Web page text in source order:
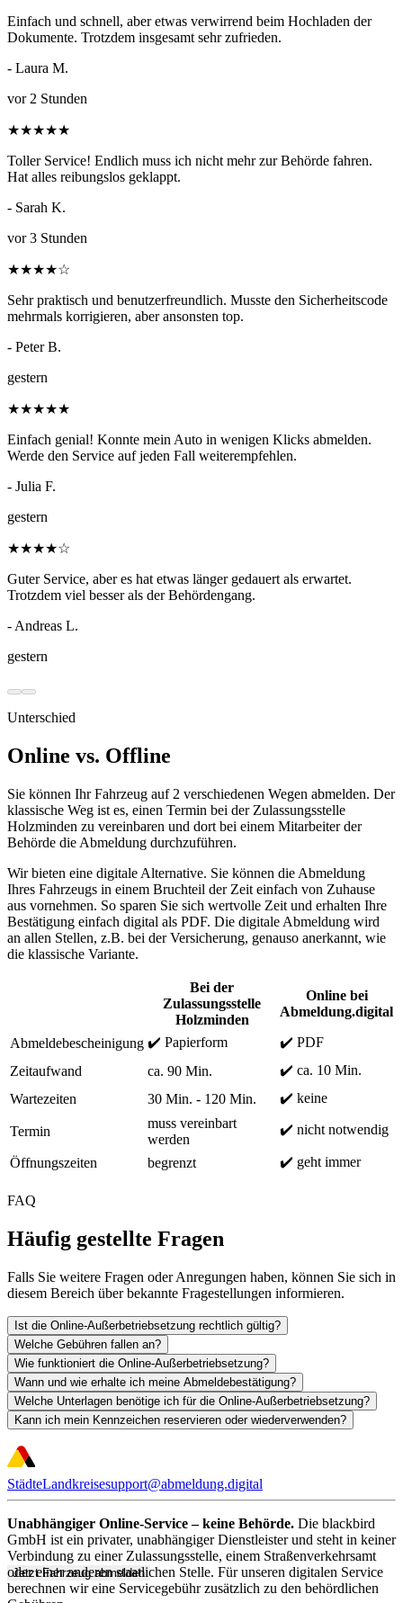
Einfach und schnell, aber etwas verwirrend beim Hochladen der
Dokumente. Trotzdem insgesamt sehr zufrieden.
- Laura M.
vor 2 Stunden
★★★★★
Toller Service! Endlich muss ich nicht mehr zur Behörde fahren.
Hat alles reibungslos geklappt.
- Sarah K.
vor 3 Stunden
★★★★☆
Sehr praktisch und benutzerfreundlich. Musste den Sicherheitscode
mehrmals korrigieren, aber ansonsten top.
- Peter B.
gestern
★★★★★
Einfach genial! Konnte mein Auto in wenigen Klicks abmelden.
Werde den Service auf jeden Fall weiterempfehlen.
- Julia F.
gestern
★★★★☆
Guter Service, aber es hat etwas länger gedauert als erwartet.
Trotzdem viel besser als der Behördengang.
- Andreas L.
gestern
Unterschied
Online vs. Offline
Sie können Ihr Fahrzeug auf 2 verschiedenen Wegen abmelden. Der
klassische Weg ist es, einen Termin bei der Zulassungsstelle
Holzminden zu vereinbaren und dort bei einem Mitarbeiter der
Behörde die Abmeldung durchzuführen.
Wir bieten eine digitale Alternative. Sie können die Abmeldung
Ihres Fahrzeugs in einem Bruchteil der Zeit einfach von Zuhause
aus vornehmen. So sparen Sie sich wertvolle Zeit und erhalten Ihre
Bestätigung einfach digital als PDF. Die digitale Abmeldung wird
an allen Stellen, z.B. bei der Versicherung, genauso anerkannt, wie
die klassische Variante.
Bei der
Zulassungsstelle
Holzminden
Online bei
Abmeldung.digital
Abmeldebescheinigung ✔️ Papierform
✔️ PDF
Zeitaufwand
ca. 90 Min.
✔️ ca. 10 Min.
Wartezeiten
30 Min. - 120 Min. ✔️ keine
Termin
muss vereinbart
werden
✔️ nicht notwendig
Öffnungszeiten begrenzt ✔️ geht immer
FAQ
Häufig gestellte Fragen
Falls Sie weitere Fragen oder Anregungen haben, können Sie sich in
diesem Bereich über bekannte Fragestellungen informieren.
Ist die Online-Außerbetriebsetzung rechtlich gültig?
Welche Gebühren fallen an?
Wie funktioniert die Online-Außerbetriebsetzung?
Wann und wie erhalte ich meine Abmeldebestätigung?
Welche Unterlagen benötige ich für die Online-Außerbetriebsetzung?
Kann ich mein Kennzeichen reservieren oder wiederverwenden?
Jetzt Fahrzeug abmelden
StädteLandkreisesupport@abmeldung.digital
Unabhängiger Online-Service – keine Behörde. Die blackbird
GmbH ist ein privater, unabhängiger Dienstleister und steht in keiner
Verbindung zu einer Zulassungsstelle, einem Straßenverkehrsamt
oder einer anderen staatlichen Stelle. Für unseren digitalen Service
berechnen wir eine Servicegebühr zusätzlich zu den behördlichen